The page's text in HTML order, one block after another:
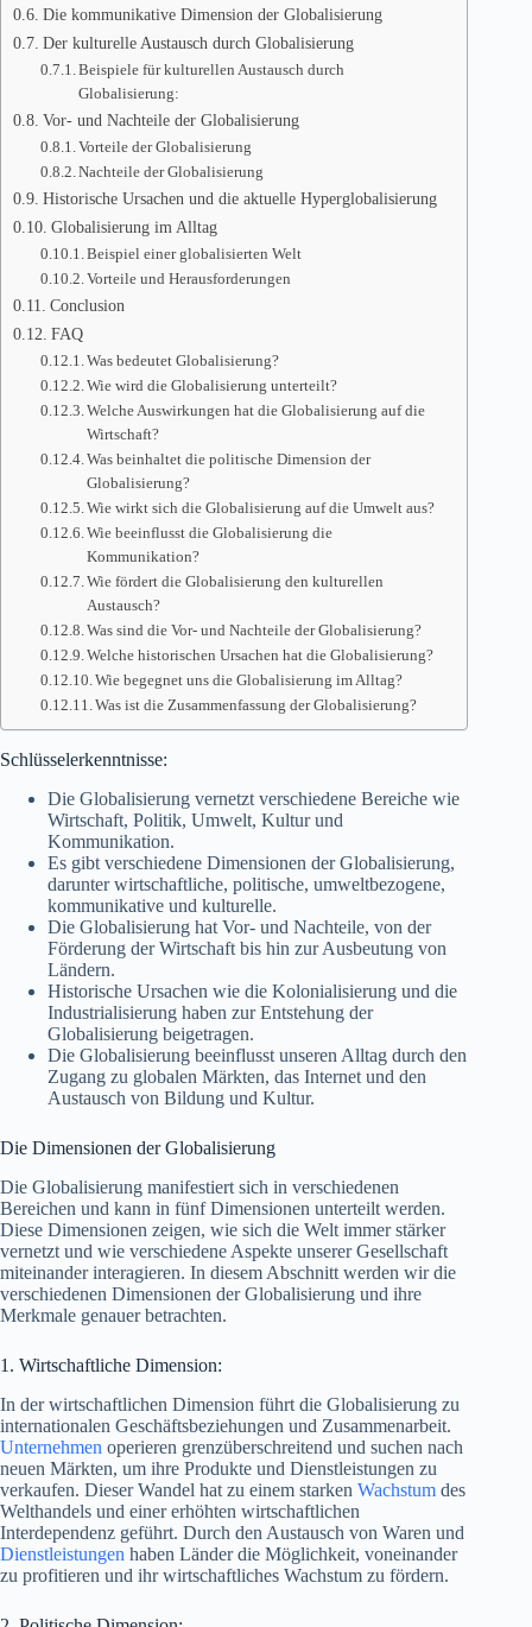
Die kommunikative Dimension der Globalisierung
Der kulturelle Austausch durch Globalisierung
Beispiele für kulturellen Austausch durch
Globalisierung:
Vor- und Nachteile der Globalisierung
Vorteile der Globalisierung
Nachteile der Globalisierung
Historische Ursachen und die aktuelle Hyperglobalisierung
Globalisierung im Alltag
Beispiel einer globalisierten Welt
Vorteile und Herausforderungen
Conclusion
FAQ
Was bedeutet Globalisierung?
Wie wird die Globalisierung unterteilt?
Welche Auswirkungen hat die Globalisierung auf die
Wirtschaft?
Was beinhaltet die politische Dimension der
Globalisierung?
Wie wirkt sich die Globalisierung auf die Umwelt aus?
Wie beeinflusst die Globalisierung die
Kommunikation?
Wie fördert die Globalisierung den kulturellen
Austausch?
Was sind die Vor- und Nachteile der Globalisierung?
Welche historischen Ursachen hat die Globalisierung?
Wie begegnet uns die Globalisierung im Alltag?
Was ist die Zusammenfassung der Globalisierung?
Schlüsselerkenntnisse:
Die Globalisierung vernetzt verschiedene Bereiche wie
Wirtschaft, Politik, Umwelt, Kultur und
Kommunikation.
Es gibt verschiedene Dimensionen der Globalisierung,
darunter wirtschaftliche, politische, umweltbezogene,
kommunikative und kulturelle.
Die Globalisierung hat Vor- und Nachteile, von der
Förderung der Wirtschaft bis hin zur Ausbeutung von
Ländern.
Historische Ursachen wie die Kolonialisierung und die
Industrialisierung haben zur Entstehung der
Globalisierung beigetragen.
Die Globalisierung beeinflusst unseren Alltag durch den
Zugang zu globalen Märkten, das Internet und den
Austausch von Bildung und Kultur.
Die Dimensionen der Globalisierung
Die Globalisierung manifestiert sich in verschiedenen
Bereichen und kann in fünf Dimensionen unterteilt werden.
Diese Dimensionen zeigen, wie sich die Welt immer stärker
vernetzt und wie verschiedene Aspekte unserer Gesellschaft
miteinander interagieren. In diesem Abschnitt werden wir die
verschiedenen Dimensionen der Globalisierung und ihre
Merkmale genauer betrachten.
1. Wirtschaftliche Dimension:
In der wirtschaftlichen Dimension führt die Globalisierung zu
internationalen Geschäftsbeziehungen und Zusammenarbeit.
Unternehmen operieren grenzüberschreitend und suchen nach
neuen Märkten, um ihre Produkte und Dienstleistungen zu
verkaufen. Dieser Wandel hat zu einem starken Wachstum des
Welthandels und einer erhöhten wirtschaftlichen
Interdependenz geführt. Durch den Austausch von Waren und
Dienstleistungen haben Länder die Möglichkeit, voneinander
zu profitieren und ihr wirtschaftliches Wachstum zu fördern.